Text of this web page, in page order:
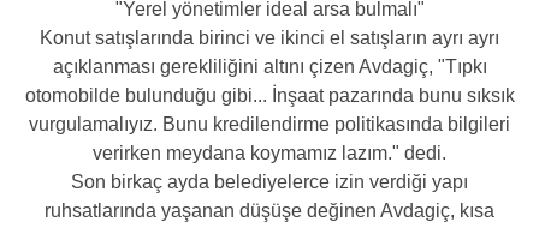
"Yerel yönetimler ideal arsa bulmalı"
Konut satışlarında birinci ve ikinci el satışların ayrı ayrı
açıklanması gerekliliğini altını çizen Avdagiç, "Tıpkı
otomobilde bulunduğu gibi... İnşaat pazarında bunu sıksık
vurgulamalıyız. Bunu kredilendirme politikasında bilgileri
verirken meydana koymamız lazım." dedi.
Son birkaç ayda belediyelerce izin verdiği yapı
ruhsatlarında yaşanan düşüşe değinen Avdagiç, kısa